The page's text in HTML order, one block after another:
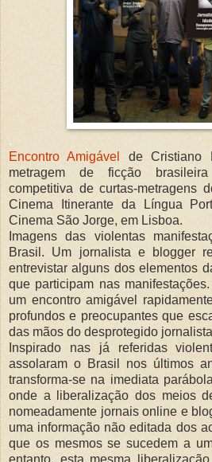
.
Encontro Amigável
de Cristiano
metragem de ficção
competitiva de curtas-metragens
Cinema Itinerante da Língua
Cinema São Jorge, em Lisboa.
Imagens das violentas
Brasil. Um jornalista e blogger
entrevistar alguns dos elementos
que participam nas
um encontro amigável
profundos e preocupantes que
das mãos do desprotegido
Inspirado nas já referidas
assolaram o Brasil nos últimos
transforma-se na imediata
onde a liberalização dos meios
nomeadamente jornais online e
uma informação não editada dos
que os mesmos se sucedem a
entanto, esta mesma